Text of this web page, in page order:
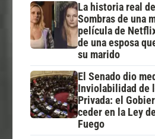
La historia real
Sombras de una
película de
de una esposa
su marido
El Senado dio
Inviolabilidad de
Privada: el
ceder en la Ley
Fuego